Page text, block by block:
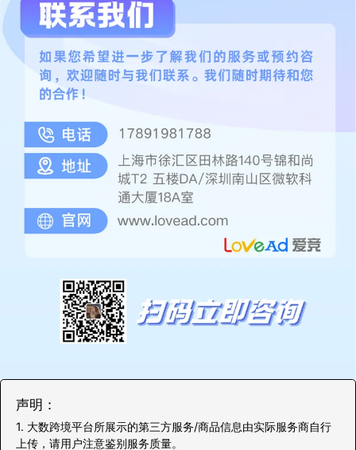
声明：
1. 大数跨境平台所展示的第三方服务/商品信息由实际服务商自行
上传，请用户注意鉴别服务质量。